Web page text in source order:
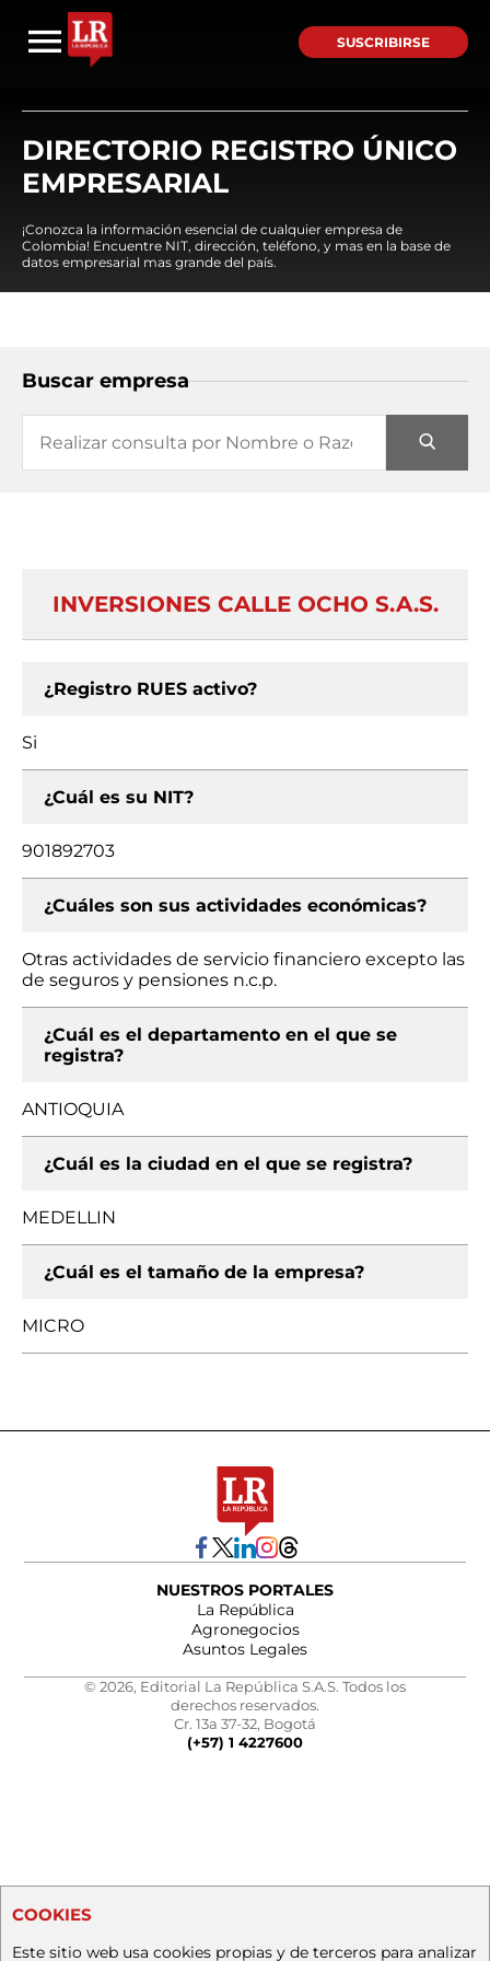
SUSCRIBIRSE
DIRECTORIO REGISTRO ÚNICO
EMPRESARIAL
¡Conozca la información esencial de cualquier empresa de
Colombia! Encuentre NIT, dirección, teléfono, y mas en la base de
datos empresarial mas grande del país.
Buscar empresa
INVERSIONES CALLE OCHO S.A.S.
¿Registro RUES activo?
Si
¿Cuál es su NIT?
901892703
¿Cuáles son sus actividades económicas?
Otras actividades de servicio financiero excepto las
de seguros y pensiones n.c.p.
¿Cuál es el departamento en el que se
registra?
ANTIOQUIA
¿Cuál es la ciudad en el que se registra?
MEDELLIN
¿Cuál es el tamaño de la empresa?
MICRO
NUESTROS PORTALES
La República
Agronegocios
Asuntos Legales
© 2026, Editorial La República S.A.S. Todos los
derechos reservados.
Cr. 13a 37-32, Bogotá
(+57) 1 4227600
COOKIES
Este sitio web usa cookies propias y de terceros para analizar